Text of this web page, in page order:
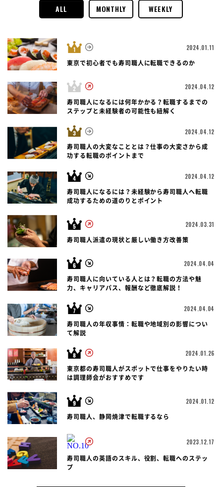
ALL MONTHLY WEEKLY
2024.01.11
東京で初心者でも寿司職人に転職できるのか
2024.04.12
寿司職人になるには何年かかる？転職するまでの
ステップと未経験者の可能性も紐解く
2024.04.12
寿司職人の大変なこととは？仕事の大変さから成
功する転職のポイントまで
2024.04.12
寿司職人になるには？未経験から寿司職人へ転職
成功するための道のりとポイント
2024.03.31
寿司職人派遣の現状と厳しい働き方改善策
2024.04.04
寿司職人に向いている人とは？転職の方法や魅
力、キャリアパス、報酬など徹底解説！
2024.04.04
寿司職人の年収事情：転職や地域別の影響につい
て解説
2024.01.26
東京都の寿司職人がスポットで仕事をやりたい時
は調理師会がおすすめです
2024.01.12
寿司職人、静岡焼津で転職するなら
2023.12.17
寿司職人の英語のスキル、役割、転職へのステッ
プ